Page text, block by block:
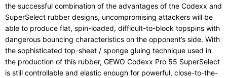
the successful combination of the advantages of the Codexx and
SuperSelect rubber designs, uncompromising attackers will be
able to produce flat, spin-loaded, difficult-to-block topspins with
dangerous bouncing characteristics on the opponent’s side. With
the sophisticated top-sheet / sponge gluing technique used in
the production of this rubber, GEWO Codexx Pro 55 SuperSelect
is still controllable and elastic enough for powerful, close-to-the-